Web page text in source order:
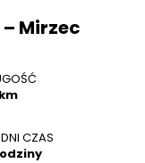
Mirzec
CZAS